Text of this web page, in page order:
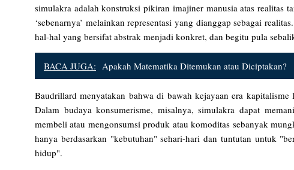
simulakra adalah konstruksi pikiran imajiner manusia atas realitas
‘sebenarnya’ melainkan representasi yang dianggap sebagai
hal-hal yang bersifat abstrak menjadi konkret, dan begitu pula
BACA JUGA: Apakah Matematika Ditemukan atau Diciptakan?
Baudrillard menyatakan bahwa di bawah kejayaan era kapitalisme
Dalam budaya konsumerisme, misalnya, simulakra dapat
membeli atau mengonsumsi produk atau komoditas sebanyak
hanya berdasarkan "kebutuhan" sehari-hari dan tuntutan untuk
hidup".